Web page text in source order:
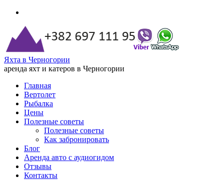
Яхта в Черногории
аренда яхт и катеров в Черногории
Главная
Вертолет
Рыбалка
Цены
Полезные советы
Полезные советы
Как забронировать
Блог
Аренда авто с аудиогидом
Отзывы
Контакты